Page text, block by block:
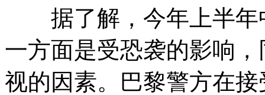
据了解，今年上半年
一方面是受恐袭的影响
视的因素。巴黎警方在